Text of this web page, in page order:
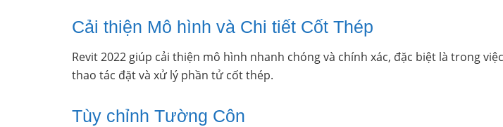
Cải thiện Mô hình và Chi tiết Cốt Thép
Revit 2022 giúp cải thiện mô hình nhanh chóng và chính xác, đặc biệt là trong
thao tác đặt và xử lý phần tử cốt thép.
Tùy chỉnh Tường Côn